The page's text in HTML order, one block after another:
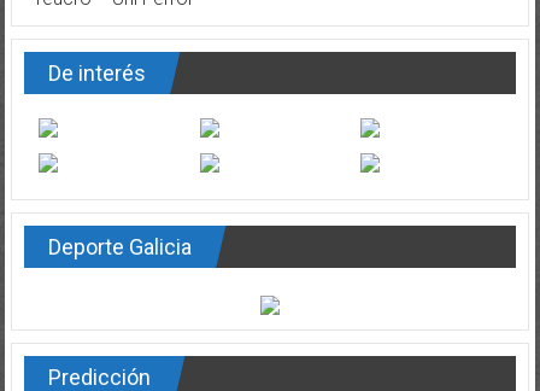
De interés
Deporte Galicia
Predicción